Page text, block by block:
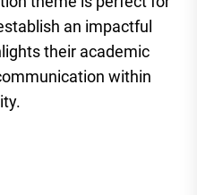
an impactful
their academic
within